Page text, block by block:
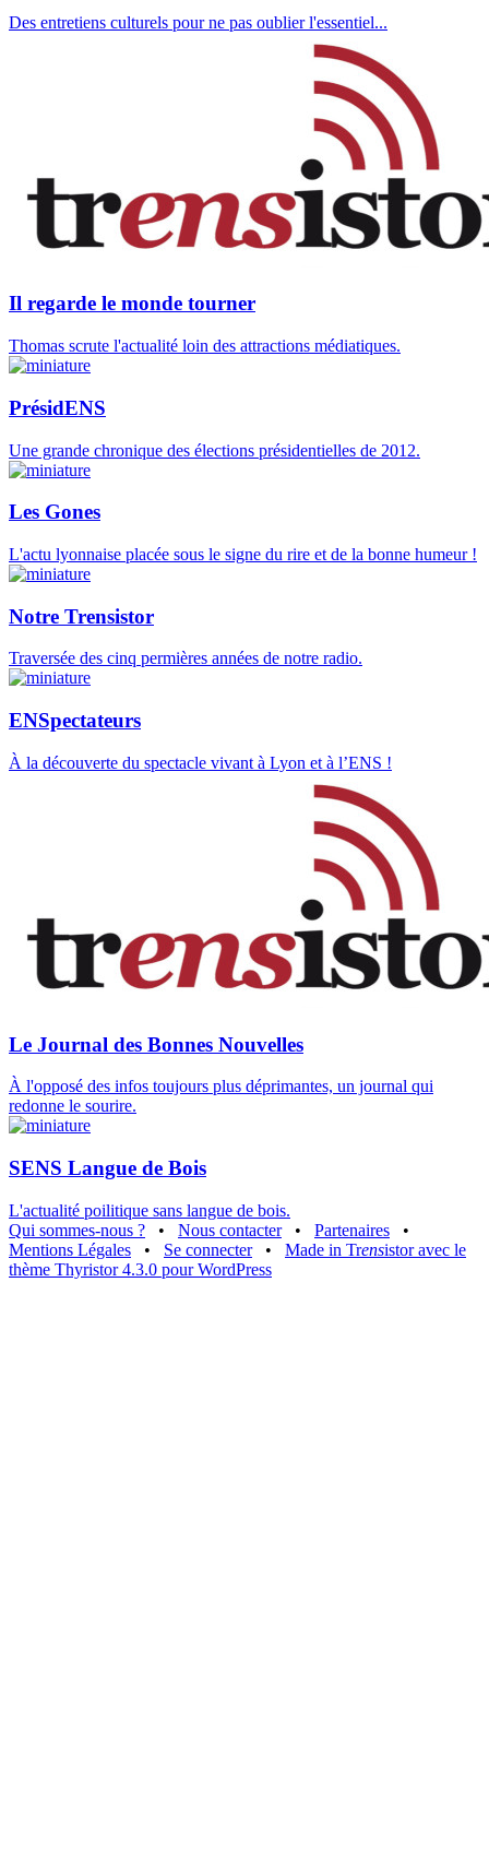
Des entretiens culturels pour ne pas oublier l'essentiel...
Il regarde le monde tourner
Thomas scrute l'actualité loin des attractions médiatiques.
PrésidENS
Une grande chronique des élections présidentielles de 2012.
Les Gones
L'actu lyonnaise placée sous le signe du rire et de la bonne humeur !
Notre Trensistor
Traversée des cinq permières années de notre radio.
ENSpectateurs
À la découverte du spectacle vivant à Lyon et à l’ENS !
Le Journal des Bonnes Nouvelles
À l'opposé des infos toujours plus déprimantes, un journal qui
redonne le sourire.
SENS Langue de Bois
L'actualité poilitique sans langue de bois.
Qui sommes-nous ?
• Nous contacter • Partenaires
•
Mentions Légales
• Se connecter • Made in Trensistor avec le
thème Thyristor 4.3.0 pour WordPress